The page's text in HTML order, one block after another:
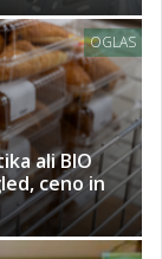
OGLAS
ali BIO
ceno in